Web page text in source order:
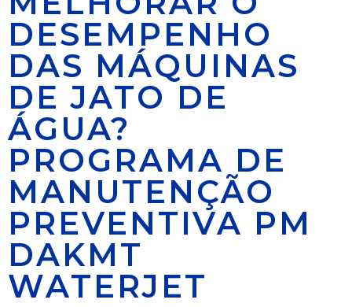
DESEMPENHO
DAS MÁQUINAS
DE JATO DE
ÁGUA?
PROGRAMA DE
MANUTENÇÃO
PREVENTIVA PM
DAKMT
WATERJET